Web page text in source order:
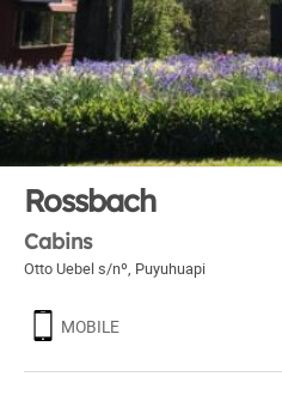
Rossbach
Cabins
Otto Uebel s/nº, Puyuhuapi
MOBILE